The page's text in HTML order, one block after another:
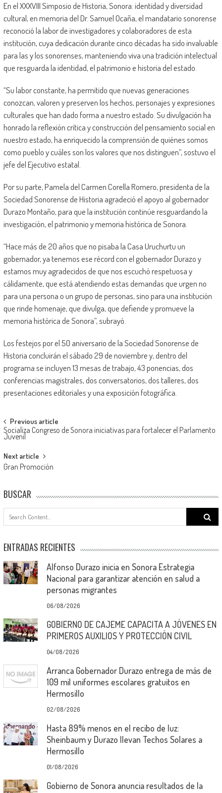
En el XXXVIII Simposio de Historia, Sonora: identidad y diversidad
cultural, en memoria del Dr. Samuel Ocaña, el mandatario sonorense
reconoció la labor de investigadores y colaboradores de esta
institución, cuya dedicación durante cinco décadas ha sido invaluable
para las y los sonorenses, manteniendo viva una tradición intelectual
que resguarda la identidad, el patrimonio e historia del estado.
“Su labor constante, ha permitido que nuevas generaciones
conozcan, valoren y preserven los hechos, personajes y expresiones
culturales que han dado forma a nuestro estado. Su divulgación ha
honrado la reflexión crítica y construcción del pensamiento social en
nuestro estado, ha enriquecido la comprensión de quiénes somos
como pueblo y cuáles son los valores que nos distinguen”, sostuvo el
jefe del Ejecutivo estatal.
Por su parte, Pamela del Carmen Corella Romero, presidenta de la
Sociedad Sonorense de Historia agradeció el apoyo al gobernador
Durazo Montaño, para que la institución continúe resguardando la
investigación, el patrimonio y memoria histórica de Sonora.
“Hace más de 20 años que no pisaba la Casa Uruchurtu un
gobernador, ya tenemos ese récord con el gobernador Durazo y
estamos muy agradecidos de que nos escuchó respetuosa y
cálidamente, que está atendiendo estas demandas que urgen no
para una persona o un grupo de personas, sino para una institución
que rinde homenaje, que divulga, que defiende y promueve la
memoria histórica de Sonora”, subrayó.
Los festejos por el 50 aniversario de la Sociedad Sonorense de
Historia concluirán el sábado 29 de noviembre y, dentro del
programa se incluyen 13 mesas de trabajo, 43 ponencias, dos
conferencias magistrales, dos conversatorios, dos talleres, dos
presentaciones editoriales y una exposición fotográfica.
Post
navigation
Previous article
Socializa Congreso de Sonora iniciativas para fortalecer el Parlamento
Juvenil
Next article
Gran Promoción
BUSCAR
Search
for:
ENTRADAS RECIENTES
Alfonso Durazo inicia en Sonora Estrategia
Nacional para garantizar atención en salud a
personas migrantes
06/08/2026
GOBIERNO DE CAJEME CAPACITA A JÓVENES EN
PRIMEROS AUXILIOS Y PROTECCIÓN CIVIL
04/08/2026
Arranca Gobernador Durazo entrega de más de
109 mil uniformes escolares gratuitos en
Hermosillo
02/08/2026
Hasta 89% menos en el recibo de luz:
Sheinbaum y Durazo llevan Techos Solares a
Hermosillo
01/08/2026
Gobierno de Sonora anuncia resultados de la